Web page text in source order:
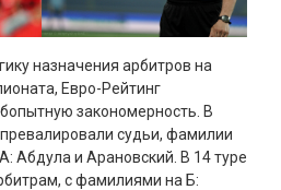
назначения арбитров на
Евро-Рейтинг
закономерность. В
судьи, фамилии
Абдула и Арановский. В 14 туре
с фамилиями на Б: